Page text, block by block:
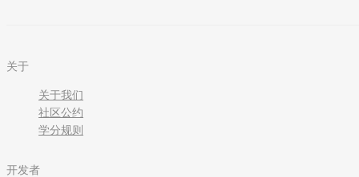
关于
关于我们
社区公约
学分规则
开发者